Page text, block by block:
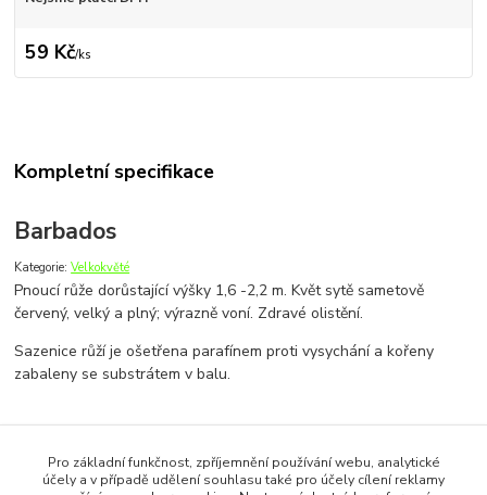
59 Kč/ks
Kompletní specifikace
Barbados
Kategorie:Velkokvěté
Pnoucí růže dorůstající výšky 1,6 -2,2 m. Květ sytě sametově
červený, velký a plný; výrazně voní. Zdravé olistění.
Sazenice růží je ošetřena parafínem proti vysychání a kořeny
zabaleny se substrátem v balu.
Zboží zařazeno v kategoriích
Pro základní funkčnost, zpříjemnění používání webu, analytické
účely a v případě udělení souhlasu také pro účely cílení reklamy